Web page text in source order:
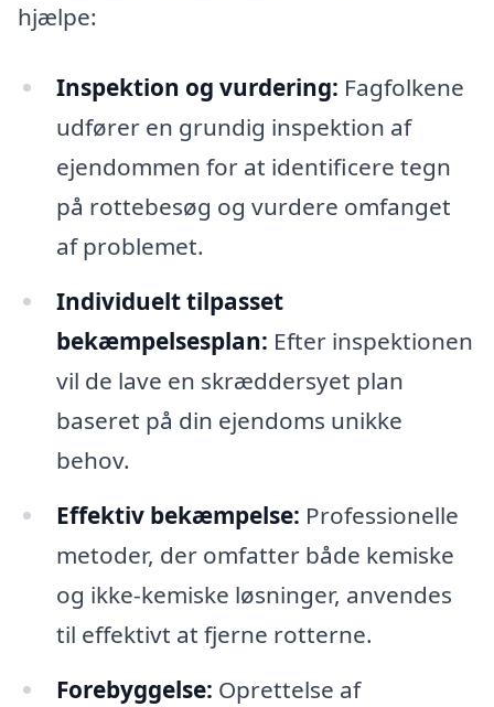
hjælpe:
Inspektion og vurdering: Fagfolkene
udfører en grundig inspektion af
ejendommen for at identificere tegn
på rottebesøg og vurdere omfanget
af problemet.
Individuelt tilpasset
bekæmpelsesplan: Efter inspektionen
vil de lave en skræddersyet plan
baseret på din ejendoms unikke
behov.
Effektiv bekæmpelse: Professionelle
metoder, der omfatter både kemiske
og ikke-kemiske løsninger, anvendes
til effektivt at fjerne rotterne.
Forebyggelse: Oprettelse af